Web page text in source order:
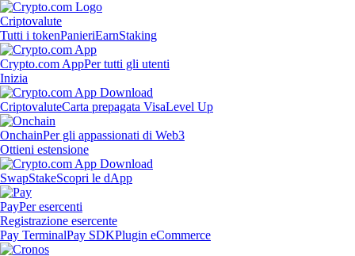
Criptovalute
Tutti i tokenPanieriEarnStaking
Crypto.com AppPer tutti gli utenti
Inizia
CriptovaluteCarta prepagata VisaLevel Up
OnchainPer gli appassionati di Web3
Ottieni estensione
SwapStakeScopri le dApp
PayPer esercenti
Registrazione esercente
Pay TerminalPay SDKPlugin eCommerce